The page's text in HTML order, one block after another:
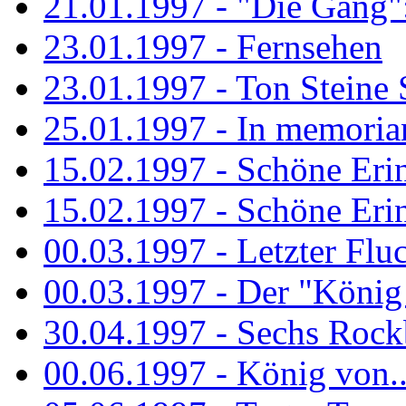
23.01.1997 - Fernsehen
23.01.1997 - Ton Steine
25.01.1997 - In
15.02.1997 - Schöne
15.02.1997 - Schöne
00.03.1997 - Letzter
00.03.1997 - Der
30.04.1997 - Sechs
00.06.1997 - König